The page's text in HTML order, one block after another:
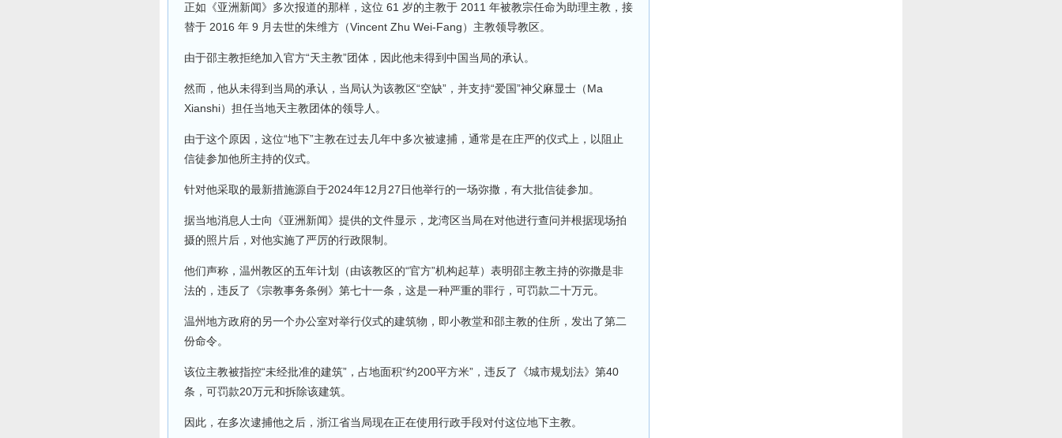
正如《亚洲新闻》多次报道的那样，这位 61 岁的主教于 2011 年被教宗任命为助理主教，接
替于 2016 年 9 月去世的朱维方（Vincent Zhu Wei-Fang）主教领导教区。
由于邵主教拒绝加入官方“天主教”团体，因此他未得到中国当局的承认。
然而，他从未得到当局的承认，当局认为该教区“空缺”，并支持“爱国”神父麻显士（Ma
Xianshi）担任当地天主教团体的领导人。
由于这个原因，这位“地下”主教在过去几年中多次被逮捕，通常是在庄严的仪式上，以阻止
信徒参加他所主持的仪式。
针对他采取的最新措施源自于2024年12月27日他举行的一场弥撒，有大批信徒参加。
据当地消息人士向《亚洲新闻》提供的文件显示，龙湾区当局在对他进行查问并根据现场拍
摄的照片后，对他实施了严厉的行政限制。
他们声称，温州教区的五年计划（由该教区的“官方”机构起草）表明邵主教主持的弥撒是非
法的，违反了《宗教事务条例》第七十一条，这是一种严重的罪行，可罚款二十万元。
温州地方政府的另一个办公室对举行仪式的建筑物，即小教堂和邵主教的住所，发出了第二
份命令。
该位主教被指控“未经批准的建筑”，占地面积“约200平方米”，违反了《城市规划法》第40
条，可罚款20万元和拆除该建筑。
因此，在多次逮捕他之后，浙江省当局现在正在使用行政手段对付这位地下主教。